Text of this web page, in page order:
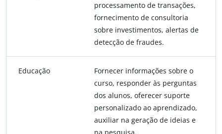
processamento de transações,
fornecimento de consultoria
sobre investimentos, alertas de
detecção de fraudes.
Educação
Fornecer informações sobre o
curso, responder às perguntas
dos alunos, oferecer suporte
personalizado ao aprendizado,
auxiliar na geração de ideias e